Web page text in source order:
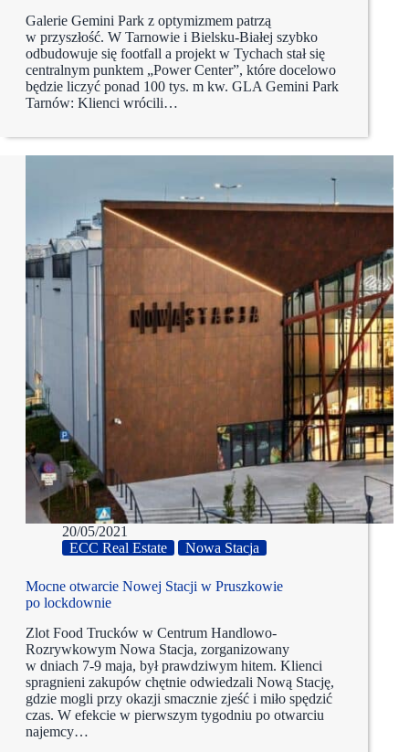
Galerie Gemini Park z optymizmem patrzą
w przyszłość. W Tarnowie i Bielsku-Białej szybko
odbudowuje się footfall a projekt w Tychach stał się
centralnym punktem „Power Center”, które docelowo
będzie liczyć ponad 100 tys. m kw. GLA Gemini Park
Tarnów: Klienci wrócili…
20/05/2021
ECC Real Estate
Nowa Stacja
Mocne otwarcie Nowej Stacji w Pruszkowie
po lockdownie
Zlot Food Trucków w Centrum Handlowo-
Rozrywkowym Nowa Stacja, zorganizowany
w dniach 7-9 maja, był prawdziwym hitem. Klienci
spragnieni zakupów chętnie odwiedzali Nową Stację,
gdzie mogli przy okazji smacznie zjeść i miło spędzić
czas. W efekcie w pierwszym tygodniu po otwarciu
najemcy…